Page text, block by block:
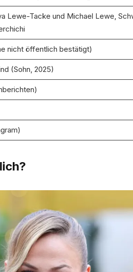
Lewe-Tacke und Michael Lewe,
nicht öffentlich bestätigt)
(Sohn, 2025)